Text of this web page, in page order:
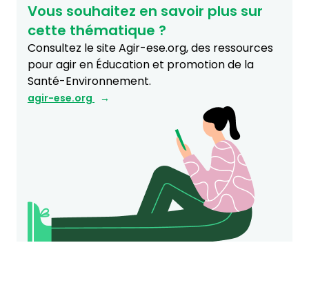
Vous souhaitez en savoir plus sur
cette thématique ?
Consultez le site Agir-ese.org, des ressources
pour agir en Éducation et promotion de la
Santé-Environnement.
agir-ese.org